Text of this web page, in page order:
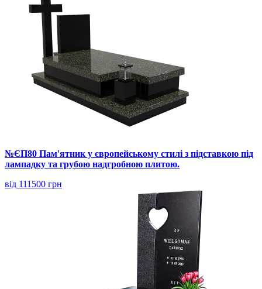
№ЄП80 Пам'ятник у європейському стилі з підставкою під
лампадку та грубою надгробною плитою.
від 111500 грн